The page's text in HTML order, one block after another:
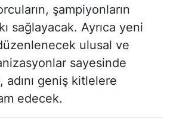
şampiyonların
sağlayacak. Ayrıca yeni
ulusal ve
sayesinde
adını geniş kitlelere
edecek.